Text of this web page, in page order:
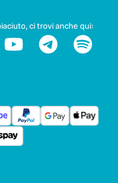
ci trovi anche qui: